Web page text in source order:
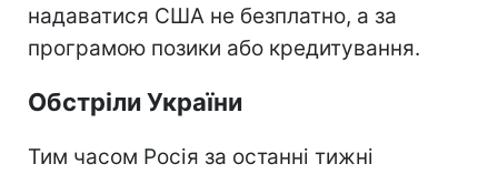
надаватися США не безплатно, а за
програмою позики або кредитування.
Обстріли України
Тим часом Росія за останні тижні